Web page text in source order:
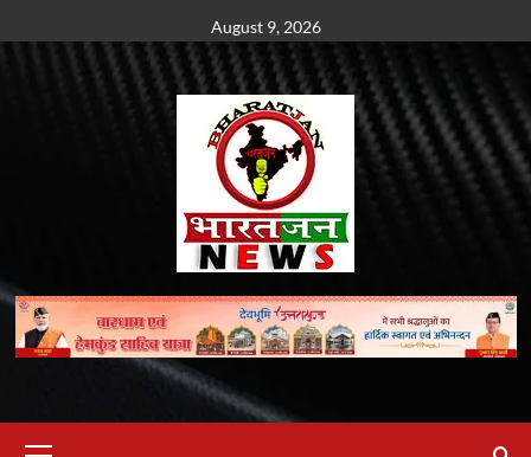
to
August 9, 2026